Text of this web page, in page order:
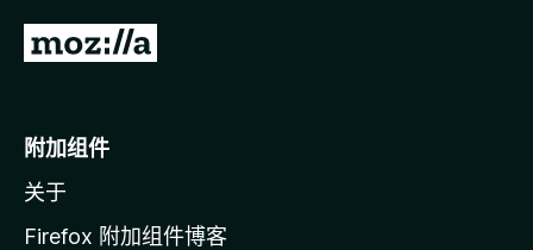
转
o
i
l
附加组件
关于
Firefox 附加组件博客